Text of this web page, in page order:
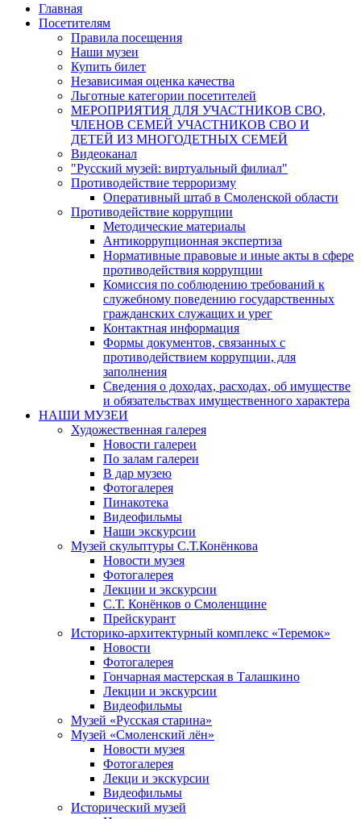
Главная
Посетителям
Правила посещения
Наши музеи
Купить билет
Независимая оценка качества
Льготные категории посетителей
МЕРОПРИЯТИЯ ДЛЯ УЧАСТНИКОВ СВО,
ЧЛЕНОВ СЕМЕЙ УЧАСТНИКОВ СВО И
ДЕТЕЙ ИЗ МНОГОДЕТНЫХ СЕМЕЙ
Видеоканал
"Русский музей: виртуальный филиал"
Противодействие терроризму
Оперативный штаб в Смоленской области
Противодействие коррупции
Методические материалы
Антикоррупционная экспертиза
Нормативные правовые и иные акты в сфере
противодействия коррупции
Комиссия по соблюдению требований к
служебному поведению государственных
гражданских служащих и урег
Контактная информация
Формы документов, связанных с
противодействием коррупции, для
заполнения
Сведения о доходах, расходах, об имуществе
и обязательствах имущественного характера
НАШИ МУЗЕИ
Художественная галерея
Новости галереи
По залам галереи
В дар музею
Фотогалерея
Пинакотека
Видеофильмы
Наши экскурсии
Музей скульптуры С.Т.Конёнкова
Новости музея
Фотогалерея
Лекции и экскурсии
С.Т. Конёнков о Смоленщине
Прейскурант
Историко-архитектурный комплекс «Теремок»
Новости
Фотогалерея
Гончарная мастерская в Талашкино
Лекции и экскурсии
Видеофильмы
Музей «Русская старина»
Музей «Смоленский лён»
Новости музея
Фотогалерея
Лекци и экскурсии
Видеофильмы
Исторический музей